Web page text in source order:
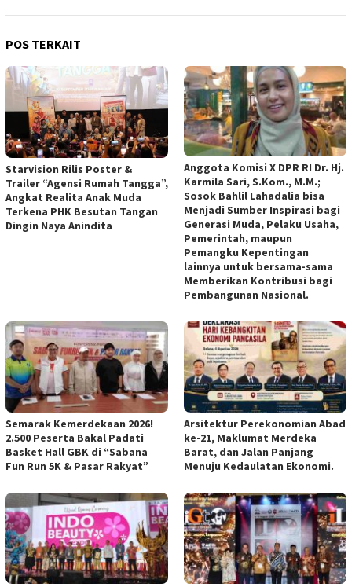
POS TERKAIT
Starvision Rilis Poster &
Trailer “Agensi Rumah Tangga”,
Angkat Realita Anak Muda
Terkena PHK Besutan Tangan
Dingin Naya Anindita
Anggota Komisi X DPR RI Dr. Hj.
Karmila Sari, S.Kom., M.M.;
Sosok Bahlil Lahadalia bisa
Menjadi Sumber Inspirasi bagi
Generasi Muda, Pelaku Usaha,
Pemerintah, maupun
Pemangku Kepentingan
lainnya untuk bersama-sama
Memberikan Kontribusi bagi
Pembangunan Nasional.
Semarak Kemerdekaan 2026!
2.500 Peserta Bakal Padati
Basket Hall GBK di “Sabana
Fun Run 5K & Pasar Rakyat”
Arsitektur Perekonomian Abad
ke-21, Maklumat Merdeka
Barat, dan Jalan Panjang
Menuju Kedaulatan Ekonomi.